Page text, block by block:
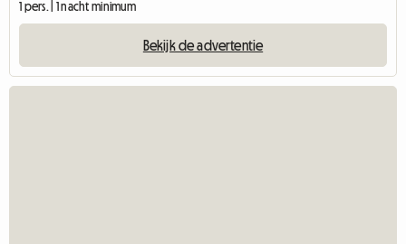
1 pers. | 1 nacht minimum
Bekijk de advertentie